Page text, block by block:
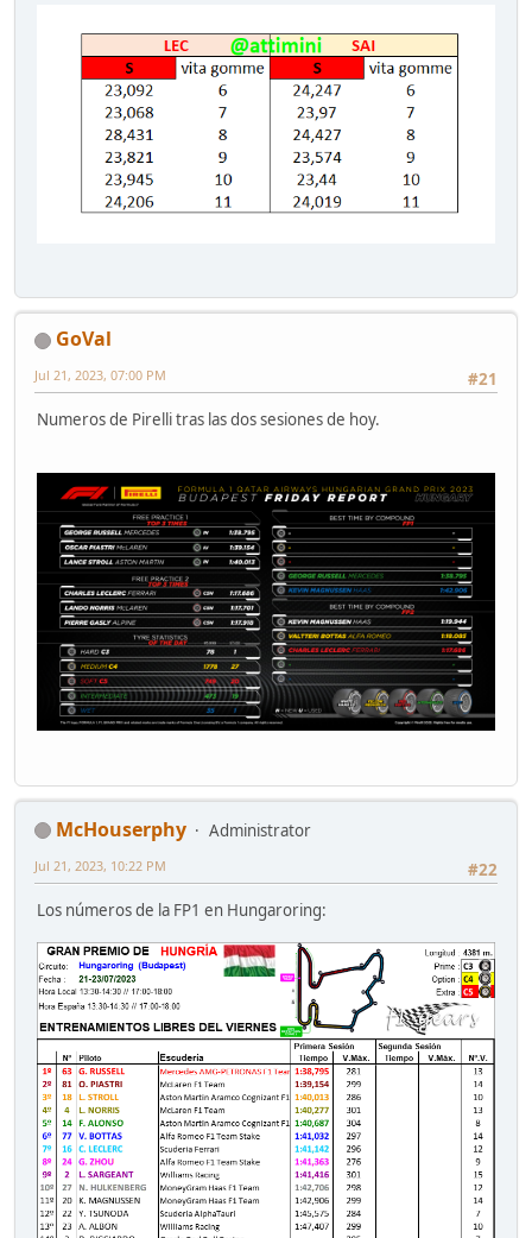
GoVal
#21
Jul 21, 2023, 07:00 PM
Numeros de Pirelli tras las dos sesiones de hoy.
McHouserphy
Administrator
#22
Jul 21, 2023, 10:22 PM
Los números de la FP1 en Hungaroring: